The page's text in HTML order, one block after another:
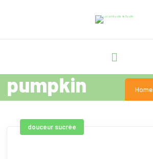
pumpkin Home
douceur sucrée